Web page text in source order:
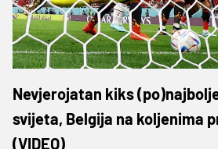
Nevjerojatan kiks
svijeta, Belgija na koljenima
(VIDEO)